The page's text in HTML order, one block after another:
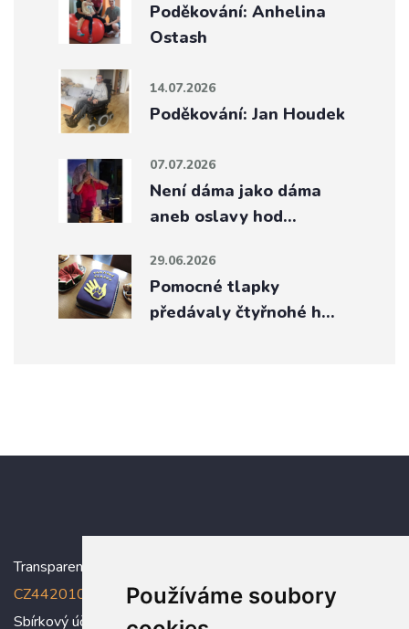
Používáme soubory
Poděkování: Anhelina
Ostash
14.07.2026
Poděkování: Jan Houdek
07.07.2026
Není dáma jako dáma
aneb oslavy hod…
29.06.2026
Pomocné tlapky
předávaly čtyřnohé h…
Transparentní účet:
CZ4420100000005005005006
Sbírkový účet: 5005005022/2010